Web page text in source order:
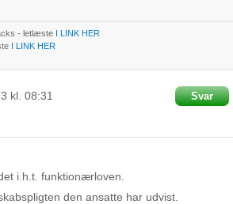
- letlæsteI LINK HER
I LINK HER
kl. 08:31 Svar
i.h.t. funktionærloven.
den ansatte har udvist.